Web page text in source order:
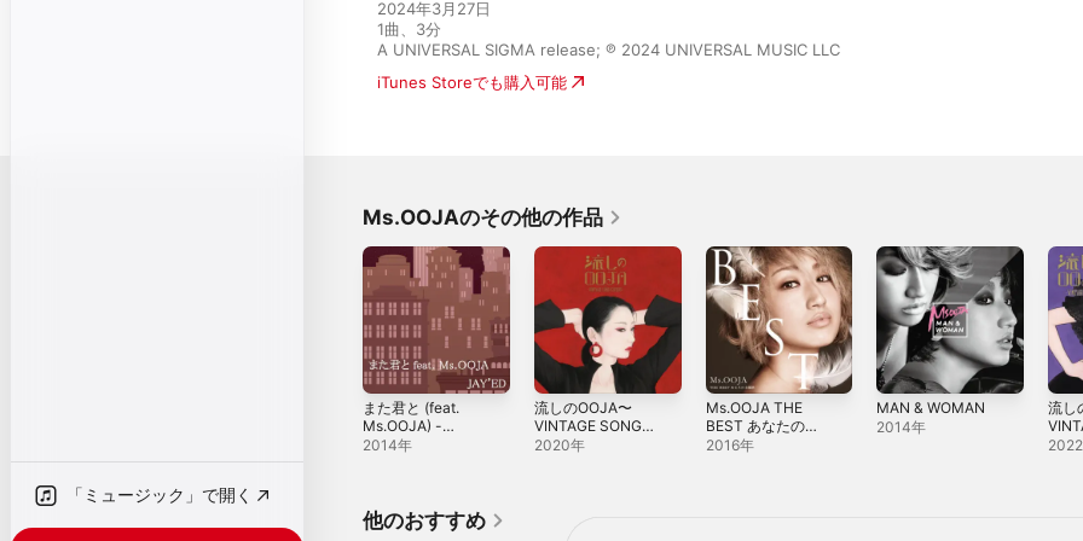
「ミュージック」で開く
2024年3月27日
1曲、3分
A UNIVERSAL SIGMA release; ℗ 2024 UNIVERSAL MUSIC LLC
iTunes Storeでも購入可能
Ms.OOJAのその他の作品
また君と (feat.
Ms.OOJA) -
Single
2014年
流しのOOJA〜
VINTAGE SONG
COVERS〜
2020年
Ms.OOJA THE
BEST あなたの主
題歌
2016年
MAN & WOMAN
2014年
流し
他のおすすめ